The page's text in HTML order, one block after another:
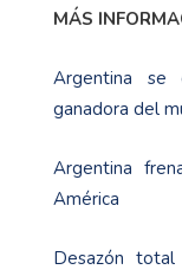
MÁS
Argentina se
ganadora del
Argentina
América
Desazón